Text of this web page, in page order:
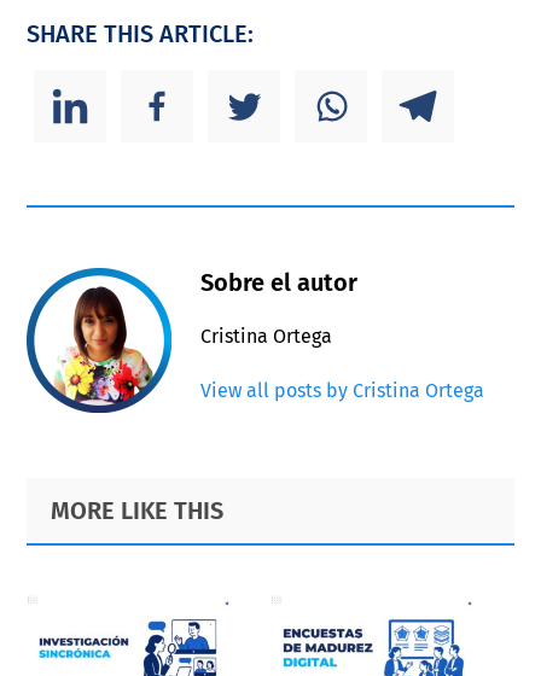
SHARE THIS ARTICLE:
Sobre el autor
Cristina Ortega
View all posts by Cristina Ortega
Primary
Sidebar
Footer
MORE LIKE THIS